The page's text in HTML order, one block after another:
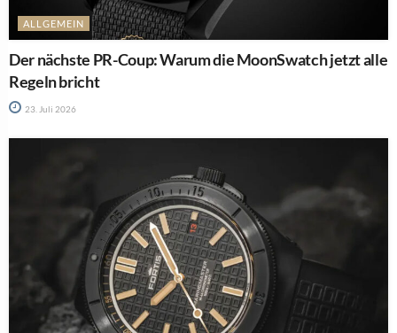
ALLGEMEIN
Der nächste PR-Coup: Warum die MoonSwatch jetzt alle
Regeln bricht
23. Juli 2026